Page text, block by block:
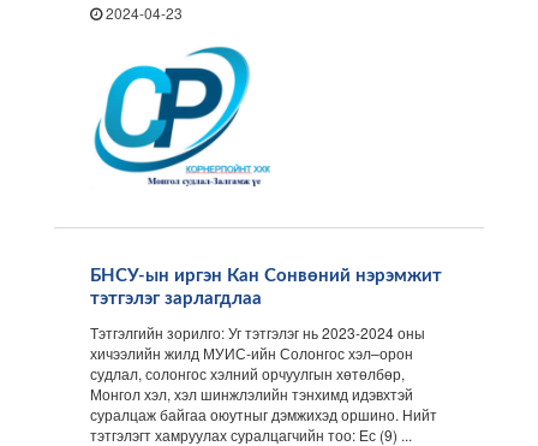
2024-04-23
БНСУ-ын иргэн Кан Сонвөний нэрэмжит
тэтгэлэг зарлагдлаа
Тэтгэлгийн зорилго: Уг тэтгэлэг нь 2023-2024 оны
хичээлийн жилд МУИС-ийн Солонгос хэл–орон
судлал, солонгос хэлний орчуулгын хөтөлбөр,
Монгол хэл, хэл шинжлэлийн тэнхимд идэвхтэй
суралцаж байгаа оюутныг дэмжихэд оршино. Нийт
тэтгэлэгт хамруулах суралцагчийн тоо: Ес (9) ...